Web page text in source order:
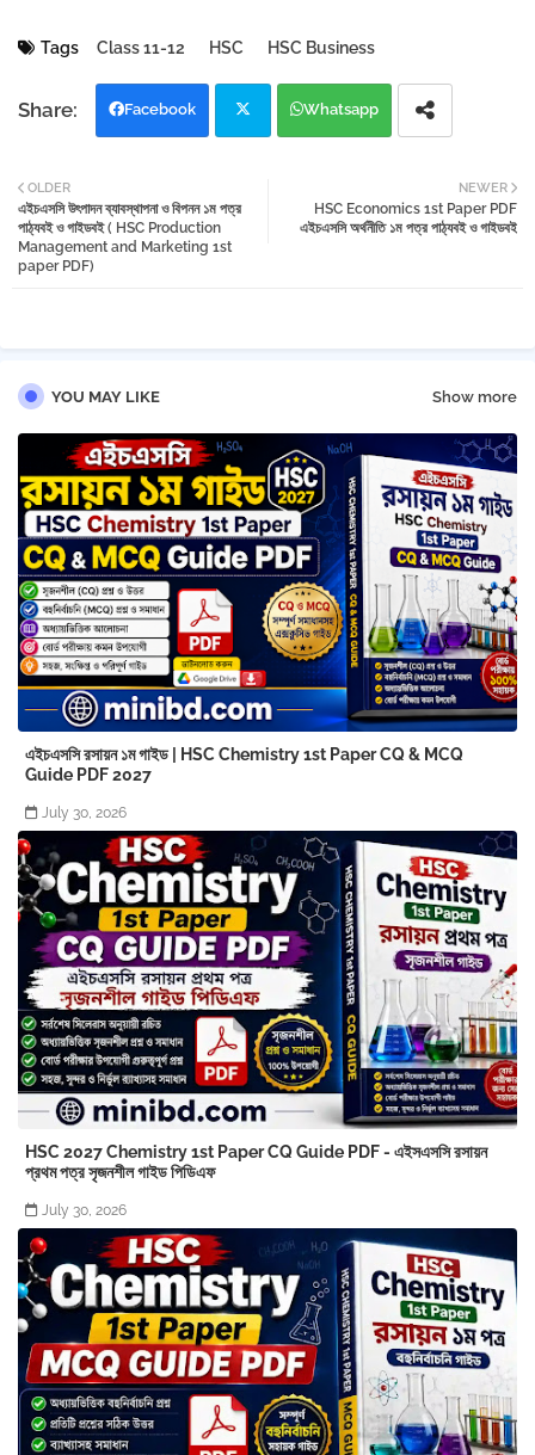
Tags Class 11-12 HSC HSC Business
Facebook
tter
Whatsapp
NEWER
HSC Economics 1st Paper PDF
এইচএসসি অর্থনীতি ১ম পত্র পাঠ্যবই ও গাইডবই
OLDER
এইচএসসি উৎপাদন ব্যাবস্থাপনা ও বিপনন ১ম পত্র
পাঠ্যবই ও গাইডবই ( HSC Production
Management and Marketing 1st
paper PDF)
YOU MAY LIKE Show more
এইচএসসি রসায়ন ১ম গাইড | HSC Chemistry 1st Paper CQ & MCQ
Guide PDF 2027
July 30, 2026
HSC 2027 Chemistry 1st Paper CQ Guide PDF - এইসএসসি রসায়ন
প্রথম পত্র সৃজনশীল গাইড পিডিএফ
July 30, 2026